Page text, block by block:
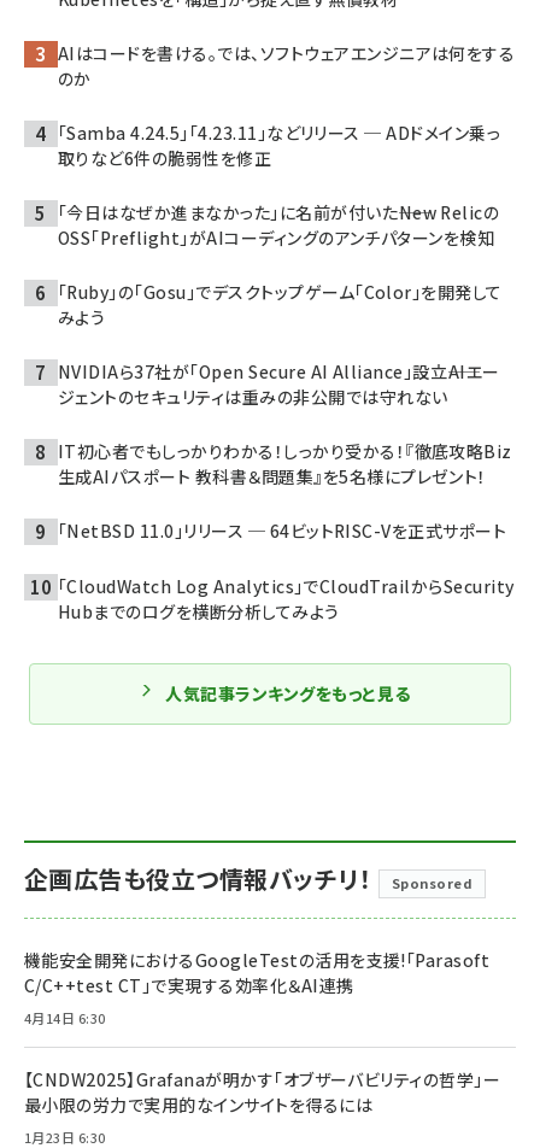
AIはコードを書ける。では、ソフトウェアエンジニアは何をする
のか
「Samba 4.24.5」「4.23.11」などリリース ─ ADドメイン乗っ
取りなど6件の脆弱性を修正
「今日はなぜか進まなかった」に名前が付いた――New Relicの
OSS「Preflight」がAIコーディングのアンチパターンを検知
「Ruby」の「Gosu」でデスクトップゲーム「Color」を開発して
みよう
NVIDIAら37社が「Open Secure AI Alliance」設立――AIエー
ジェントのセキュリティは重みの非公開では守れない
IT初心者でもしっかりわかる！しっかり受かる！『徹底攻略Biz
生成AIパスポート 教科書＆問題集』を5名様にプレゼント！
「NetBSD 11.0」リリース ─ 64ビットRISC-Vを正式サポート
「CloudWatch Log Analytics」でCloudTrailからSecurity
Hubまでのログを横断分析してみよう
人気記事ランキングをもっと見る
企画広告も役立つ情報バッチリ！ Sponsored
機能安全開発におけるGoogleTestの活用を支援!「Parasoft
C/C++test CT」で実現する効率化＆AI連携
4月14日 6:30
【CNDW2025】Grafanaが明かす「オブザーバビリティの哲学」ー
最小限の労力で実用的なインサイトを得るには
1月23日 6:30